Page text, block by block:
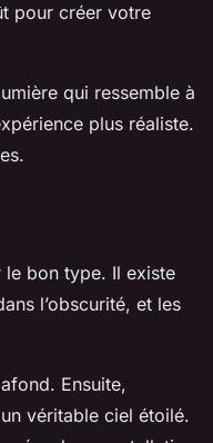
pour créer votre
qui ressemble à
plus réaliste.
le bon type. Il existe
l’obscurité, et les
Ensuite,
véritable ciel étoilé.